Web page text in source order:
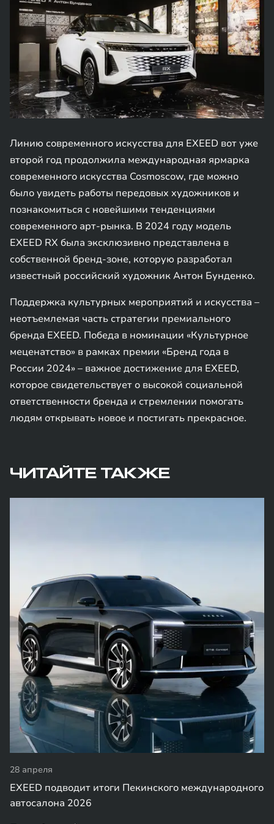
Линию современного искусства для EXEED вот уже
второй год продолжила международная ярмарка
современного искусства Cosmoscow, где можно
было увидеть работы передовых художников и
познакомиться с новейшими тенденциями
современного арт-рынка. В 2024 году модель
EXEED RX была эксклюзивно представлена в
собственной бренд-зоне, которую разработал
известный российский художник Антон Бунденко.
Поддержка культурных мероприятий и искусства –
неотъемлемая часть стратегии премиального
бренда EXEED. Победа в номинации «Культурное
меценатство» в рамках премии «Бренд года в
России 2024» – важное достижение для EXEED,
которое свидетельствует о высокой социальной
ответственности бренда и стремлении помогать
людям открывать новое и постигать прекрасное.
ЧИТАЙТЕ ТАКЖЕ
28 апреля
EXEED подводит итоги Пекинского международного
автосалона 2026